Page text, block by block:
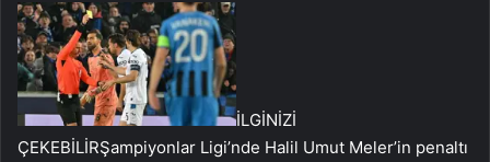
İLGİNİZİ
ÇEKEBİLİRŞampiyonlar Ligi’nde Halil Umut Meler’in penaltı